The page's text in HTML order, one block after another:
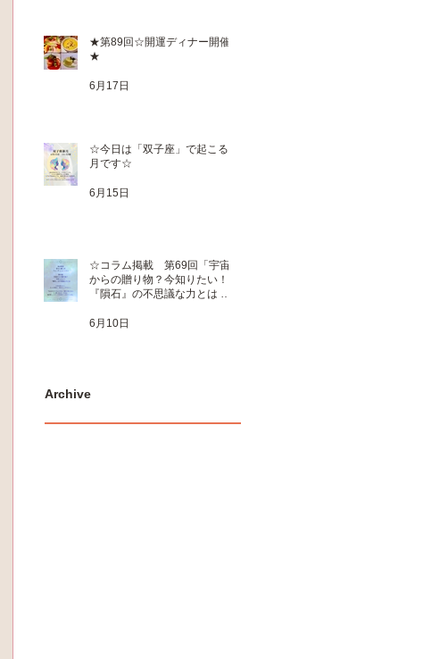
★第89回☆開運ディナー開催
★
6月17日
☆今日は「双子座」で起こる新
月です☆
6月15日
☆コラム掲載 第69回「宇宙
からの贈り物？今知りたい！
『隕石』の不思議な力とは 」
6月10日
Archive